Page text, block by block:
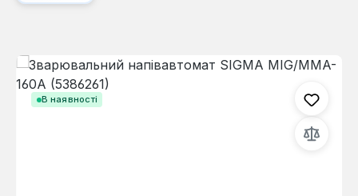
В наявності
Пропустити галерею зображень